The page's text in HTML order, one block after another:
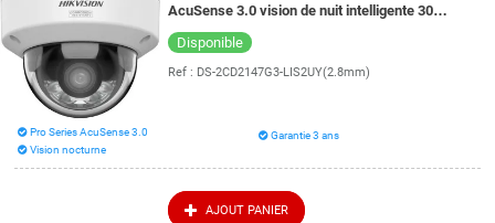
AcuSense 3.0 vision de nuit intelligente 30
mètres ColorVu 3.0
Disponible
Ref : DS-2CD2147G3-LIS2UY(2.8mm)
Pro Series AcuSense 3.0
Vision nocturne
Garantie 3 ans
AJOUT PANIER